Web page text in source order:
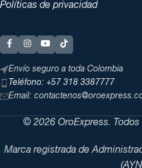
Políticas de privacidad
Envío seguro a toda Colombia
Teléfono: +57 318 3387777
Email:
© 2026 OroExpress.
Marca registrada de